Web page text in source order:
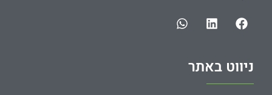
ניווט באתר